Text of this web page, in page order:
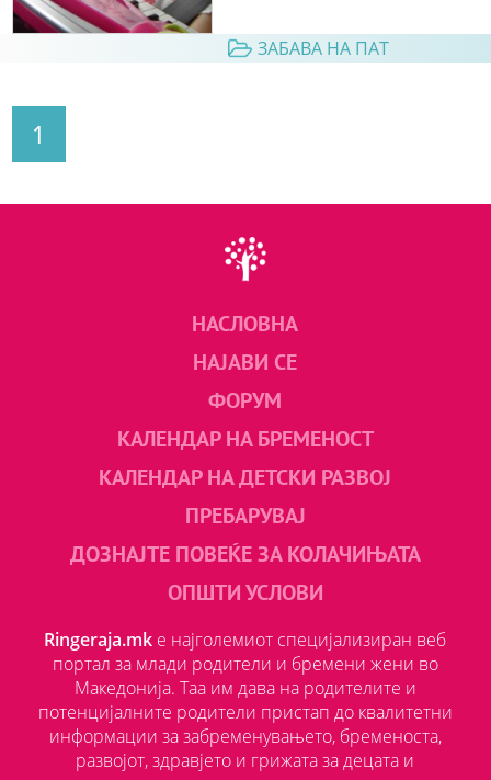
ЗАБАВА НА ПАТ
1
НАСЛОВНА
НАЈАВИ СЕ
ФОРУМ
КАЛЕНДАР НА БРЕМЕНОСТ
КАЛЕНДАР НА ДЕТСКИ РАЗВОЈ
ПРЕБАРУВАЈ
ДОЗНАЈТЕ ПОВЕЌЕ ЗА КОЛАЧИЊАТА
ОПШТИ УСЛОВИ
Ringeraja.mk е најголемиот специјализиран веб
портал за млади родители и бремени жени во
Македонија. Таа им дава на родителите и
потенцијалните родители пристап до квалитетни
информации за забременувањето, бременоста,
развојот, здравјето и грижата за децата и